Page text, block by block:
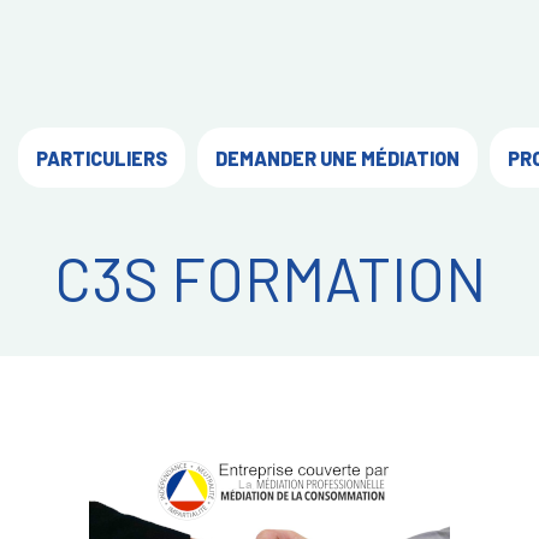
PARTICULIERS DEMANDER UNE MÉDIATION
C3S FORMATION